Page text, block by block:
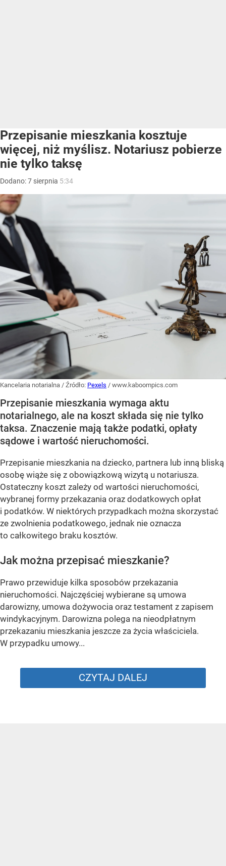
Przepisanie mieszkania kosztuje
więcej, niż myślisz. Notariusz pobierze
nie tylko taksę
Dodano:7 sierpnia 5:34
Kancelaria notarialna / Źródło: Pexels / www.kaboompics.com
Przepisanie mieszkania wymaga aktu
notarialnego, ale na koszt składa się nie tylko
taksa. Znaczenie mają także podatki, opłaty
sądowe i wartość nieruchomości.
Przepisanie mieszkania na dziecko, partnera lub inną bliską
osobę wiąże się z obowiązkową wizytą u notariusza.
Ostateczny koszt zależy od wartości nieruchomości,
wybranej formy przekazania oraz dodatkowych opłat
i podatków. W niektórych przypadkach można skorzystać
ze zwolnienia podatkowego, jednak nie oznacza
to całkowitego braku kosztów.
Jak można przepisać mieszkanie?
Prawo przewiduje kilka sposobów przekazania
nieruchomości. Najczęściej wybierane są umowa
darowizny, umowa dożywocia oraz testament z zapisem
windykacyjnym. Darowizna polega na nieodpłatnym
przekazaniu mieszkania jeszcze za życia właściciela.
W przypadku umowy...
CZYTAJ DALEJ